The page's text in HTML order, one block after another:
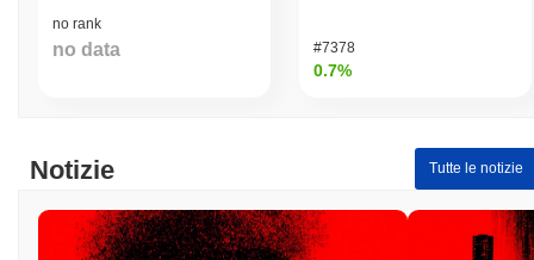
no rank
no data #7378
0.7%
Notizie Tutte le notizie